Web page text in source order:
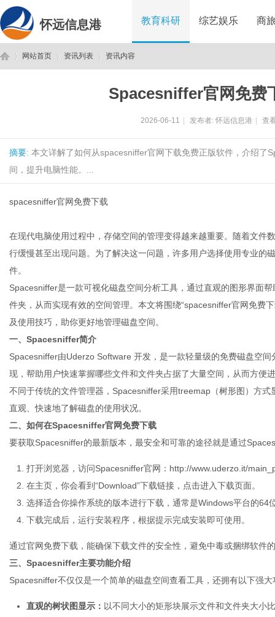
怀远信息港 教育科研 综艺娱乐 商
网站首页 资讯列表 资讯内容
Spacesniffer官网免费
2026-06-11 发布者: 怀远信息港 查
摘要: 本文详解了如何从spacesniffer官网下载免费正版软件，介绍
间，提升电脑性能。...
spacesniffer官网免费下载
在现代电脑使用过程中，存储空间的管理变得越来越重要。随着文件
行缓慢甚至出现问题。为了解决这一问题，许多用户选择使用专业的
件。
Spacesniffer是一款可视化磁盘空间分析工具，通过直观的图形界面
件夹，从而实现有效的空间管理。本文将围绕“spacesniffer官网免费
及使用技巧，助你更好地管理磁盘空间。
一、Spacesniffer简介
Spacesniffer由Uderzo Software 开发，是一款轻量级的免费磁盘空
现，帮助用户快速掌握哪些文件和文件夹占据了大量空间，从而方便
不同于传统的文件管理器，Spacesniffer采用treemap（树形图）方
直观、快速地了解磁盘的使用状况。
二、如何在Spacesniffer官网免费下载
要获取Spacesniffer的最新版本，最安全和可靠的途径就是通过
打开浏览器，访问Spacesniffer官网： http://www.uderzo.it/
在主页，你会看到“Download”下载链接，点击进入下载页面。
选择适合你操作系统的版本进行下载，通常是Windows平台的64
下载完成后，运行安装程序，根据提示完成安装即可使用。
通过官网免费下载，能确保下载文件的安全性，避免中毒或捆绑软件
三、Spacesniffer主要功能介绍
Spacesniffer不仅仅是一个简单的磁盘空间查看工具，还拥有以下强大
直观的树状图显示： 以不同大小的矩形块展示文件和文件夹大小